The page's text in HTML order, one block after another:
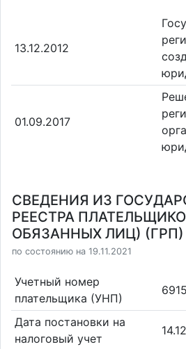
13.12.2012
01.09.2017
СВЕДЕНИЯ ИЗ
РЕЕСТРА
ОБЯЗАННЫХ ЛИЦ) (ГРП)
по состоянию на 19.11.2021
Учетный номер
плательщика (УНП)
Дата постановки на
налоговый учет